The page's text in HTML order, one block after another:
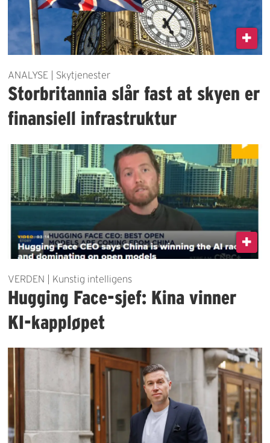
ANALYSE | Skytjenester
Storbritannia slår fast at skyen er
finansiell infrastruktur
VERDEN | Kunstig intelligens
Hugging Face-sjef: Kina vinner
KI-kappløpet